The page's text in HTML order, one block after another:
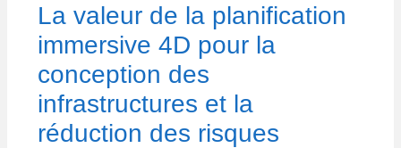
La valeur de la planification
immersive 4D pour la
conception des
infrastructures et la
réduction des risques